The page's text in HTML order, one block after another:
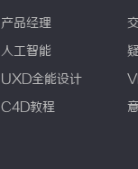
产品经理
人工智能
UXD全能设计
C4D教程